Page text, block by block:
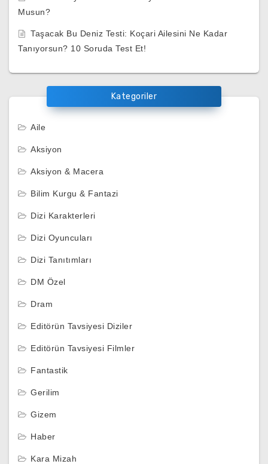
Musun?
Taşacak Bu Deniz Testi: Koçari Ailesini Ne Kadar
Tanıyorsun? 10 Soruda Test Et!
Kategoriler
Aile
Aksiyon
Aksiyon & Macera
Bilim Kurgu & Fantazi
Dizi Karakterleri
Dizi Oyuncuları
Dizi Tanıtımları
DM Özel
Dram
Editörün Tavsiyesi Diziler
Editörün Tavsiyesi Filmler
Fantastik
Gerilim
Gizem
Haber
Kara Mizah